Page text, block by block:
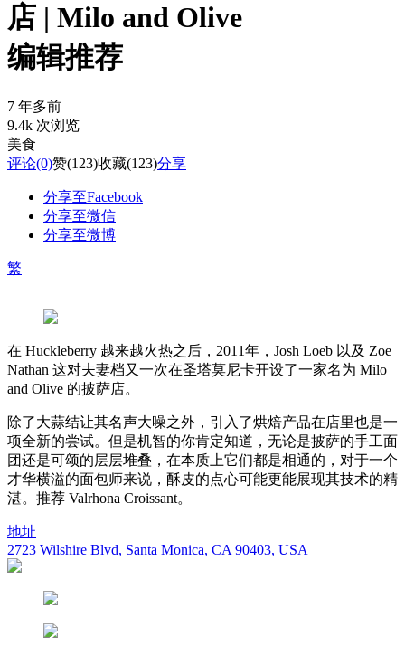
店 | Milo and Olive
编辑推荐
7 年多前
9.4k 次浏览
美食
评论(0)赞(123)收藏(123)分享
分享至Facebook
分享至微信
分享至微博
繁
在 Huckleberry 越来越火热之后，2011年，Josh Loeb 以及 Zoe
Nathan 这对夫妻档又一次在圣塔莫尼卡开设了一家名为 Milo
and Olive 的披萨店。
除了大蒜结让其名声大噪之外，引入了烘焙产品在店里也是一
项全新的尝试。但是机智的你肯定知道，无论是披萨的手工面
团还是可颂的层层堆叠，在本质上它们都是相通的，对于一个
才华横溢的面包师来说，酥皮的点心可能更能展现其技术的精
湛。推荐 Valrhona Croissant。
地址
2723 Wilshire Blvd, Santa Monica, CA 90403, USA